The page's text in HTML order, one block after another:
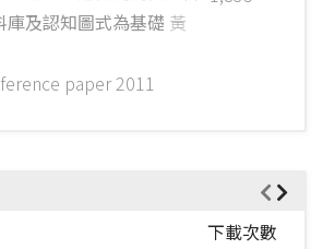
及認知圖式為基礎 黃
paper2011
下載次數